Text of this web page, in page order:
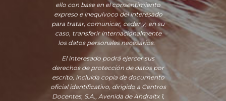
ello con base en el consentimiento
expreso e inequívoco del interesado
para tratar, comunicar, ceder y, en su
caso, transferir internacionalmente
los datos personales necesarios.
El interesado podrá ejercer sus
derechos de protección de datos por
escrito, incluida copia de documento
oficial identificativo, dirigido a Centros
Docentes, S.A., Avenida de Andraitx 1,